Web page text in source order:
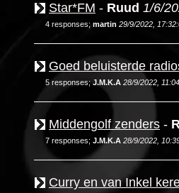
Star*FM - Ruud 1/6/
4 responses; martin 29/9/2022,
Goed beluisterde
5 responses; J.M.K.A 28/9/2022,
Middengolf zenders -
7 responses; J.M.K.A 28/9/2022,
Curry en van Inkel